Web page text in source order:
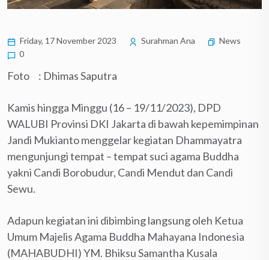
Friday, 17 November 2023 Surahman Ana
News
0
Foto : Dhimas Saputra
Kamis hingga Minggu (16 – 19/11/2023), DPD
WALUBI Provinsi DKI Jakarta di bawah kepemimpinan
Jandi Mukianto menggelar kegiatan Dhammayatra
mengunjungi tempat – tempat suci agama Buddha
yakni Candi Borobudur, Candi Mendut dan Candi
Sewu.
Adapun kegiatan ini dibimbing langsung oleh Ketua
Umum Majelis Agama Buddha Mahayana Indonesia
(MAHABUDHI) YM. Bhiksu Samantha Kusala